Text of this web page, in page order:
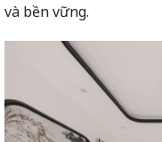
và bền vững.